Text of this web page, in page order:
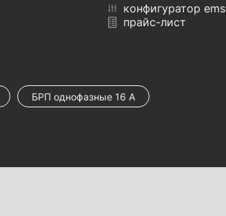
конфигуратор ems
прайс-лист
БРП однофазные 16 А